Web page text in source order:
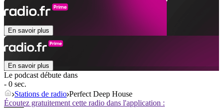
En savoir plus
En savoir plus
Le podcast débute dans
- 0 sec.
Stations de radio Perfect Deep House
Écoutez gratuitement cette radio dans l'application :